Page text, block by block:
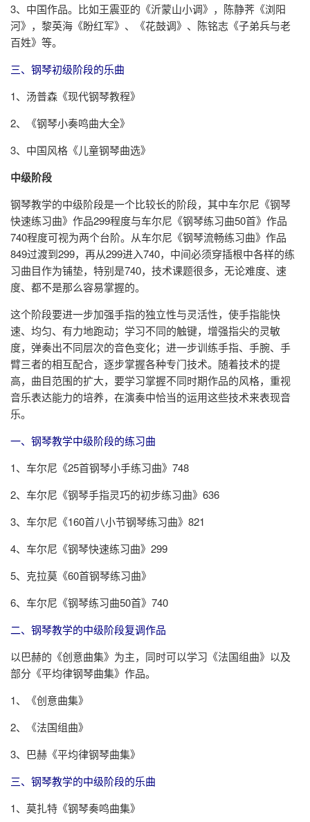
3、中国作品。比如王震亚的《沂蒙山小调》，陈静荠《浏阳
河》，黎英海《盼红军》、《花鼓调》、陈铭志《子弟兵与老
百姓》等。
三、钢琴初级阶段的乐曲
1、汤普森《现代钢琴教程》
2、《钢琴小奏鸣曲大全》
3、中国风格《儿童钢琴曲选》
中级阶段
钢琴教学的中级阶段是一个比较长的阶段，其中车尔尼《钢琴
快速练习曲》作品299程度与车尔尼《钢琴练习曲50首》作品
740程度可视为两个台阶。从车尔尼《钢琴流畅练习曲》作品
849过渡到299，再从299进入740，中间必须穿插根中各样的练
习曲目作为铺垫，特别是740，技术课题很多，无论难度、速
度、都不是那么容易掌握的。
这个阶段要进一步加强手指的独立性与灵活性，使手指能快
速、均匀、有力地跑动；学习不同的触键，增强指尖的灵敏
度，弹奏出不同层次的音色变化；进一步训练手指、手腕、手
臂三者的相互配合，逐步掌握各种专门技术。随着技术的提
高，曲目范围的扩大，要学习掌握不同时期作品的风格，重视
音乐表达能力的培养，在演奏中恰当的运用这些技术来表现音
乐。
一、钢琴教学中级阶段的练习曲
1、车尔尼《25首钢琴小手练习曲》748
2、车尔尼《钢琴手指灵巧的初步练习曲》636
3、车尔尼《160首八小节钢琴练习曲》821
4、车尔尼《钢琴快速练习曲》299
5、克拉莫《60首钢琴练习曲》
6、车尔尼《钢琴练习曲50首》740
二、钢琴教学的中级阶段复调作品
以巴赫的《创意曲集》为主，同时可以学习《法国组曲》以及
部分《平均律钢琴曲集》作品。
1、《创意曲集》
2、《法国组曲》
3、巴赫《平均律钢琴曲集》
三、钢琴教学的中级阶段的乐曲
1、莫扎特《钢琴奏鸣曲集》